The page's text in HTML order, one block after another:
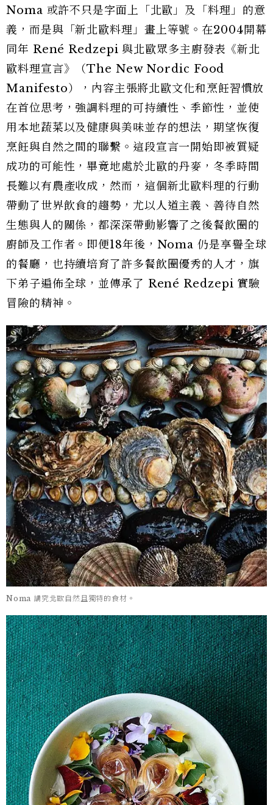
Noma 或許不只是字面上「北歐」及「料理」的意
義，而是與「新北歐料理」畫上等號。在2004開幕
同年 René Redzepi 與北歐眾多主廚發表《新北
歐料理宣言》（The New Nordic Food
Manifesto），內容主張將北歐文化和烹飪習慣放
在首位思考，強調料理的可持續性、季節性，並使
用本地蔬菜以及健康與美味並存的想法，期望恢復
烹飪與自然之間的聯繫。這段宣言一開始即被質疑
成功的可能性，畢竟地處於北歐的丹麥，冬季時間
長難以有農產收成，然而，這個新北歐料理的行動
帶動了世界飲食的趨勢，尤以人道主義、善待自然
生態與人的關係，都深深帶動影響了之後餐飲圈的
廚師及工作者。即便18年後，Noma 仍是享譽全球
的餐廳，也持續培育了許多餐飲圈優秀的人才，旗
下弟子遍佈全球，並傳承了 René Redzepi 實驗
冒險的精神。
Noma 講究北歐自然且獨特的食材。